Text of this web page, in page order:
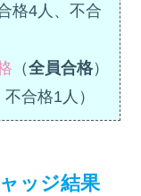
合格4人、不合
（全員合格）
不合格1人）
ッジ結果